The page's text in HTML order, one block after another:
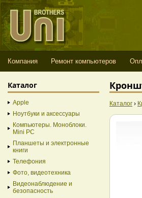
Компания Ремонт компьютеров
Каталог ›
Каталог
Apple
Ноутбуки и аксессуары
Компьютеры. Моноблоки.
Mini PC
Планшеты и электронные
книги
Телефония
Фото, видеотехника
Видеонаблюдение и
безопасность